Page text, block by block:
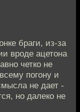
браги, из-за
вроде ацетона
четко не
погону и
не дает -
но далеко не